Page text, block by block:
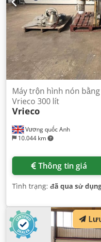
Vương quốc Anh
10.044 km
Máy trộn hình nón
Vrieco 300 lít
Vrieco
Thông tin giá
Tình trạng: đã qua sử